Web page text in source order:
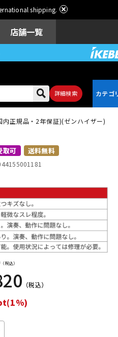
shipping.
店舗一覧
詳細検索
ドラム
配信/ライブ
機器
正規品・2年保証)(ゼンハイザー)
取可 送料無料
（税込）
（税込）